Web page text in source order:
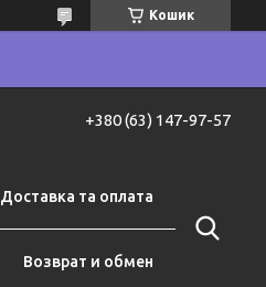
Кошик
+380 (63) 147-97-57
Доставка та оплата
Возврат и обмен